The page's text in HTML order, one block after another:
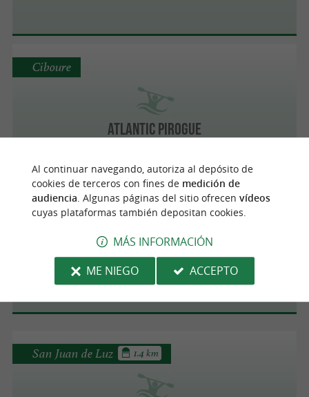
ATLANTIC PIROGUE
Ciboure
OKI'BA
Ciboure
San Juan de Luz 1.4 km
Al continuar navegando, autoriza al depósito de
cookies de terceros con fines de medición de
audiencia. Algunas páginas del sitio ofrecen vídeos
cuyas plataformas también depositan cookies.
MÁS INFORMACIÓN
ME NIEGO
ACCEPTO